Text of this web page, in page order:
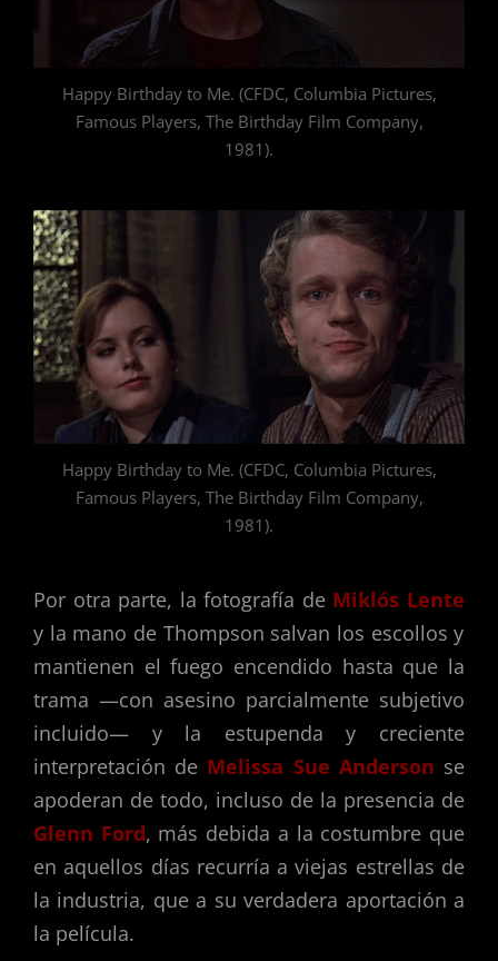
Happy Birthday to Me. (CFDC, Columbia Pictures,
Famous Players, The Birthday Film Company,
1981).
Happy Birthday to Me. (CFDC, Columbia Pictures,
Famous Players, The Birthday Film Company,
1981).
Por otra parte, la fotografía de Miklós Lente
y la mano de Thompson salvan los escollos y
mantienen el fuego encendido hasta que la
trama —con asesino parcialmente subjetivo
incluido— y la estupenda y creciente
interpretación de Melissa Sue Anderson se
apoderan de todo, incluso de la presencia de
Glenn Ford, más debida a la costumbre que
en aquellos días recurría a viejas estrellas de
la industria, que a su verdadera aportación a
la película.